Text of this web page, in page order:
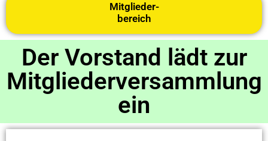
Mitglieder-
bereich
Der Vorstand lädt zur
Mitgliederversammlung
ein